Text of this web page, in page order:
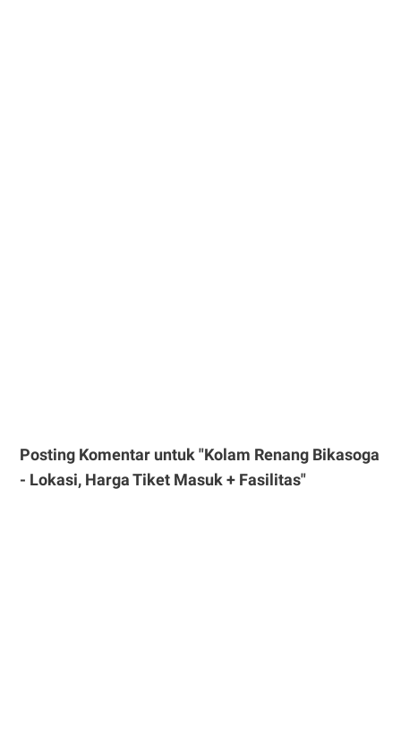
Posting Komentar untuk "Kolam Renang Bikasoga
- Lokasi, Harga Tiket Masuk + Fasilitas"